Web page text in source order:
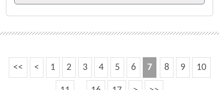
<< < 1 2 3 4 5 6 7 8 9 10